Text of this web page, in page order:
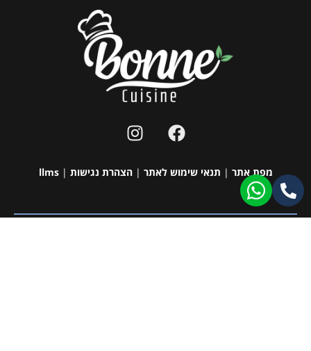
מפת אתר | תנאי שימוש לאתר |הצהרת נגישות |
llms